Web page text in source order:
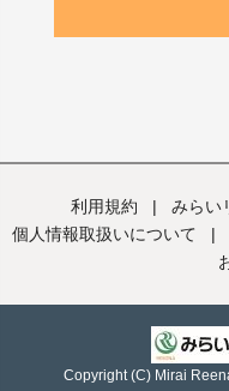
利用規約 | みらい
個人情報取扱いについて
|
Copyright (C) Mirai